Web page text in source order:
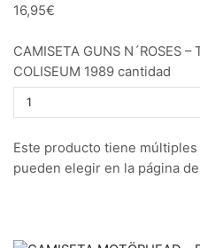
16,95€
CAMISETA GUNS N´ROSES –
COLISEUM 1989 cantidad
Este producto tiene
pueden elegir en la página